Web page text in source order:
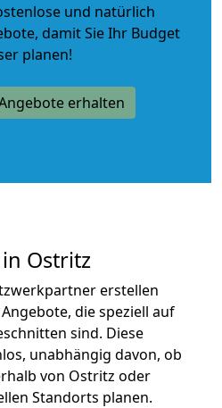
und natürlich
, damit Sie Ihr Budget
planen!
erhalten
Ostritz
erstellen
die speziell auf
sind. Diese
unabhängig davon, ob
von Ostritz oder
Standorts planen.